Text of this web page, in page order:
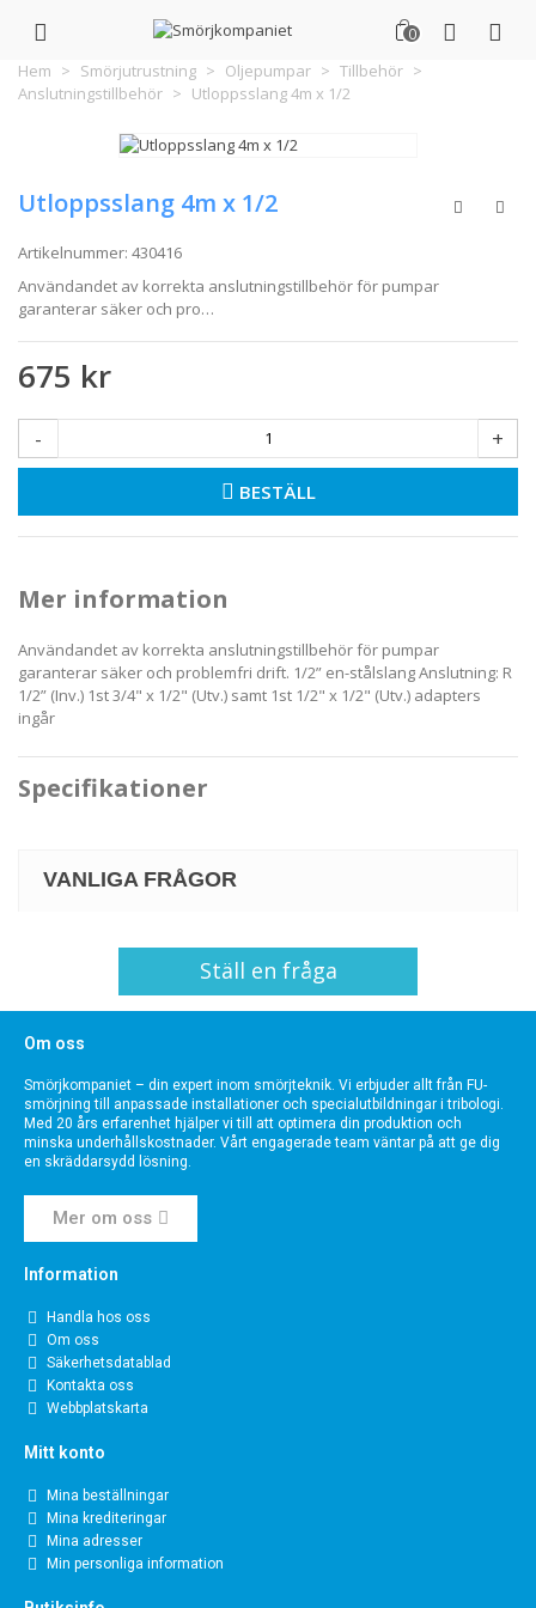
0
Hem > Smörjutrustning > Oljepumpar > Tillbehör >
Anslutningstillbehör > Utloppsslang 4m x 1/2
Utloppsslang 4m x 1/2
Artikelnummer: 430416
Användandet av korrekta anslutningstillbehör för pumpar
garanterar säker och pro…
675 kr
- +
BESTÄLL
Mer information
Användandet av korrekta anslutningstillbehör för pumpar
garanterar säker och problemfri drift. 1/2” en-stålslang Anslutning: R
1/2” (Inv.) 1st 3/4" x 1/2" (Utv.) samt 1st 1/2" x 1/2" (Utv.) adapters
ingår
Specifikationer
VANLIGA FRÅGOR
Ställ en fråga
Om oss
Smörjkompaniet – din expert inom smörjteknik. Vi erbjuder allt från FU-
smörjning till anpassade installationer och specialutbildningar i tribologi.
Med 20 års erfarenhet hjälper vi till att optimera din produktion och
minska underhållskostnader. Vårt engagerade team väntar på att ge dig
en skräddarsydd lösning.
Mer om oss
Information
Handla hos oss
Om oss
Säkerhetsdatablad
Kontakta oss
Webbplatskarta
Mitt konto
Mina beställningar
Mina krediteringar
Mina adresser
Min personliga information